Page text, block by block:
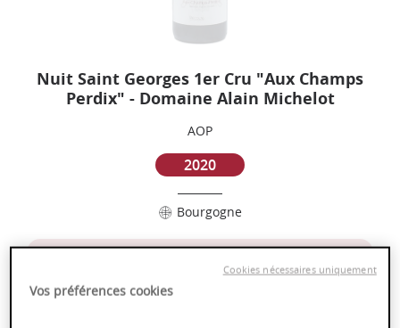
Nuit Saint Georges 1er Cru "Aux Champs
Perdix" - Domaine Alain Michelot
AOP
2020
Bourgogne
Epicé
Vos préférences cookies
Cookies nécessaires uniquement